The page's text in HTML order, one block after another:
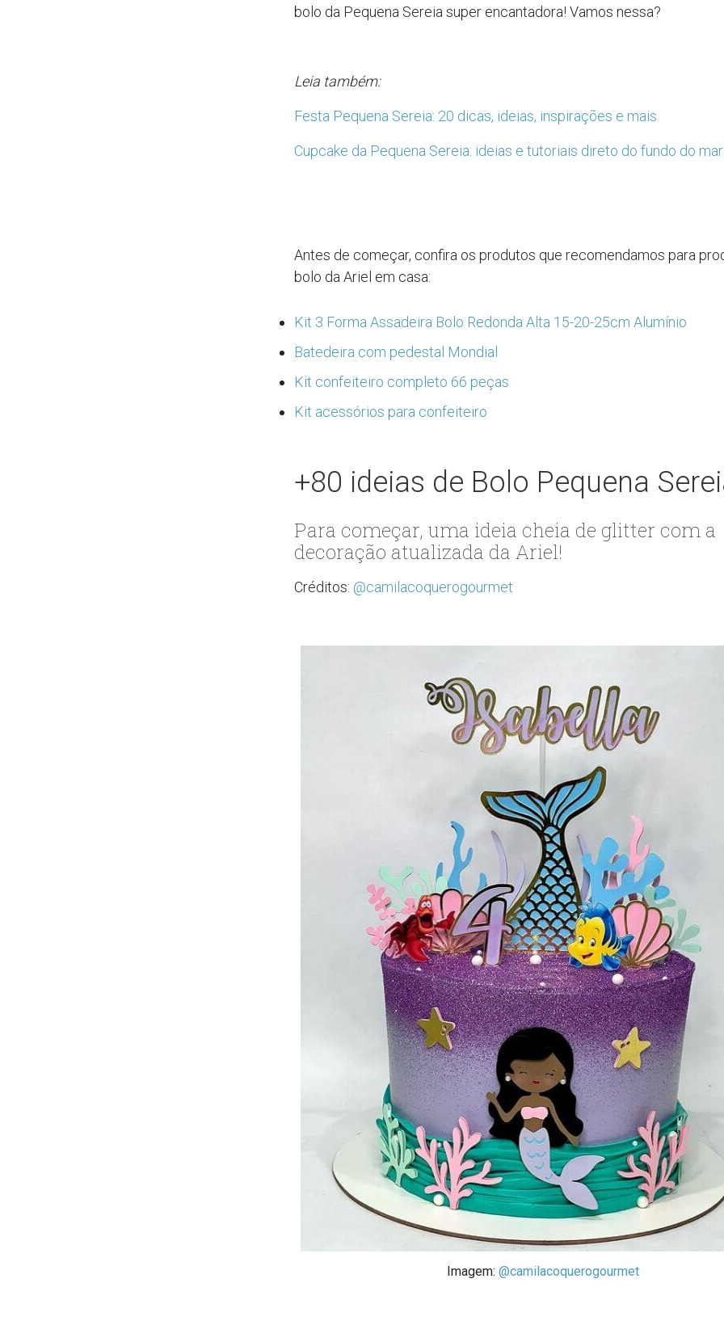
bolo da Pequena Sereia super encantadora! Vamos nessa?
Leia também:
Festa Pequena Sereia: 20 dicas, ideias, inspirações e mais
Cupcake da Pequena Sereia: ideias e tutoriais direto do fundo do mar
Antes de começar, confira os produtos que recomendamos para
bolo da Ariel em casa:
Kit 3 Forma Assadeira Bolo Redonda Alta 15-20-25cm Alumínio
Batedeira com pedestal Mondial
Kit confeiteiro completo 66 peças
Kit acessórios para confeiteiro
+80 ideias de Bolo Pequena
Para começar, uma ideia cheia de glitter com a
decoração atualizada da Ariel!
Créditos: @camilacoquerogourmet
Imagem: @camilacoquerogourmet